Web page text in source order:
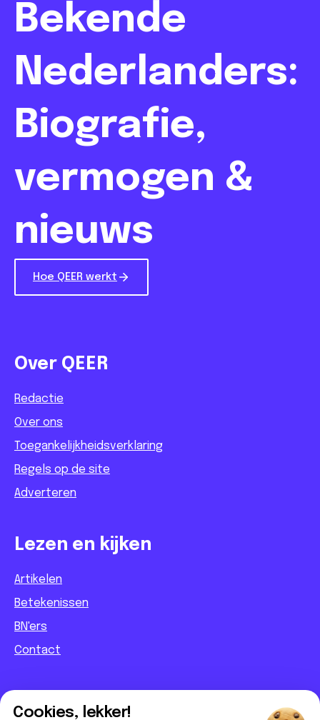
Bekende
Nederlanders:
Biografie,
vermogen &
nieuws
Hoe QEER werkt
Over QEER
Redactie
Over ons
Toegankelijkheidsverklaring
Regels op de site
Adverteren
Lezen en kijken
Artikelen
Betekenissen
BN'ers
Contact
Informatief
Cookies, lekker!